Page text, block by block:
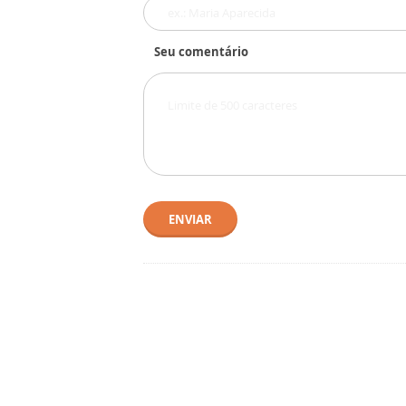
Seu comentário
ENVIAR